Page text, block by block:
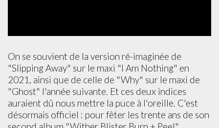
On se souvient de la version ré-imaginée de
"Slipping Away" sur le maxi "I Am Nothing" en
2021, ainsi que de celle de "Why" sur le maxi de
"Ghost" l'année suivante. Et ces deux indices
auraient dû nous mettre la puce à l'oreille. C'est
désormais officiel : pour fêter les trente ans de son